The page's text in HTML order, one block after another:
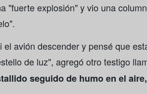
"fuerte explosión" y vio una
el avión descender y pensé que
de luz", agregó otro testigo
seguido de humo en el aire,